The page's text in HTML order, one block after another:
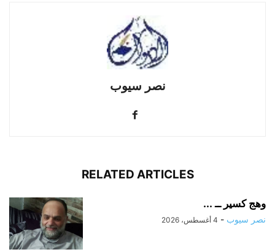
نصر سيوب
RELATED ARTICLES
وهج كسير ــ ...
نصر سيوب - 4 أغسطس، 2026